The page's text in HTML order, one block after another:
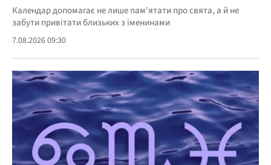
Календар допомагає не лише пам'ятати про свята, а й не
забути привітати близьких з іменинами
7.08.2026 09:30